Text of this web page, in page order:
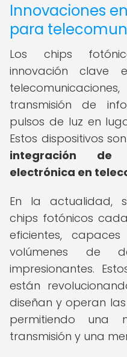
Innovaciones
para
Los chips
innovación
transmisión de
pulsos de luz en
Estos dispositivos
integración de
electrónica en
En la actualidad,
chips fotónicos
eficientes,
volúmenes de
impresionantes.
están
diseñan y operan
permitiendo una
transmisión y una